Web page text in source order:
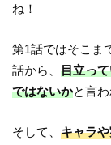
ね！
第1話ではそこま
話から、目立っ
ではないかと言わ
そして、キャラ